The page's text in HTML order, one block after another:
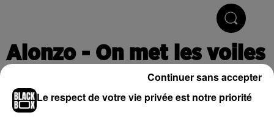
Alonzo - On met les voiles
Publié : 13 juin 2016 à 16h39
Le respect de votre vie privée est notre priorité
Continuer sans accepter